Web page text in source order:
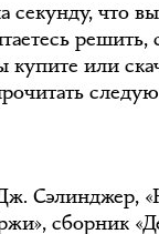
секунду, что
решить,
или
Сэлинджер,
сборник